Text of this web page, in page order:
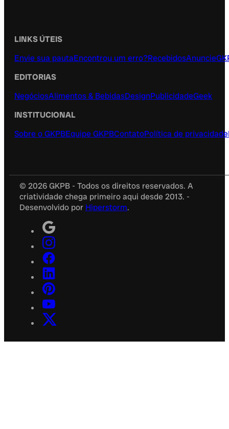
LINKS ÚTEIS
Envie sua pautaEncontrou um erro?RecebidosAnuncie
EDITORIAS
NegóciosAlimentos & BebidasDesignPublicidadeGeek
INSTITUCIONAL
Sobre o GKPBEquipe GKPBContatoPolítica de privacidade
© 2026 GKPB - Todos os direitos reservados. A
criatividade chega primeiro aqui desde 2013. -
Desenvolvido por Hiperstorm.